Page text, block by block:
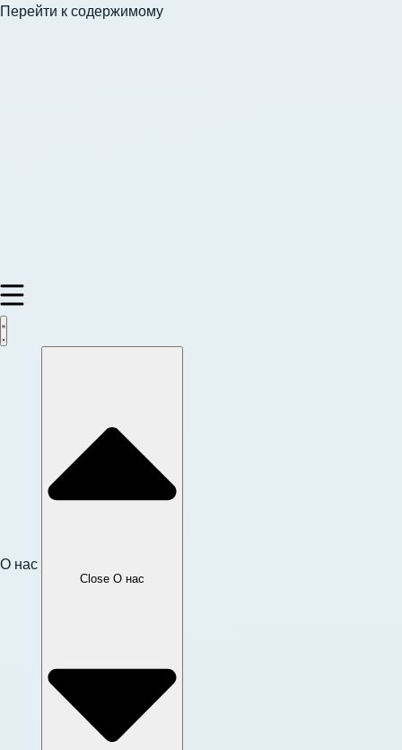
Перейти к содержимому
О нас
Close О нас